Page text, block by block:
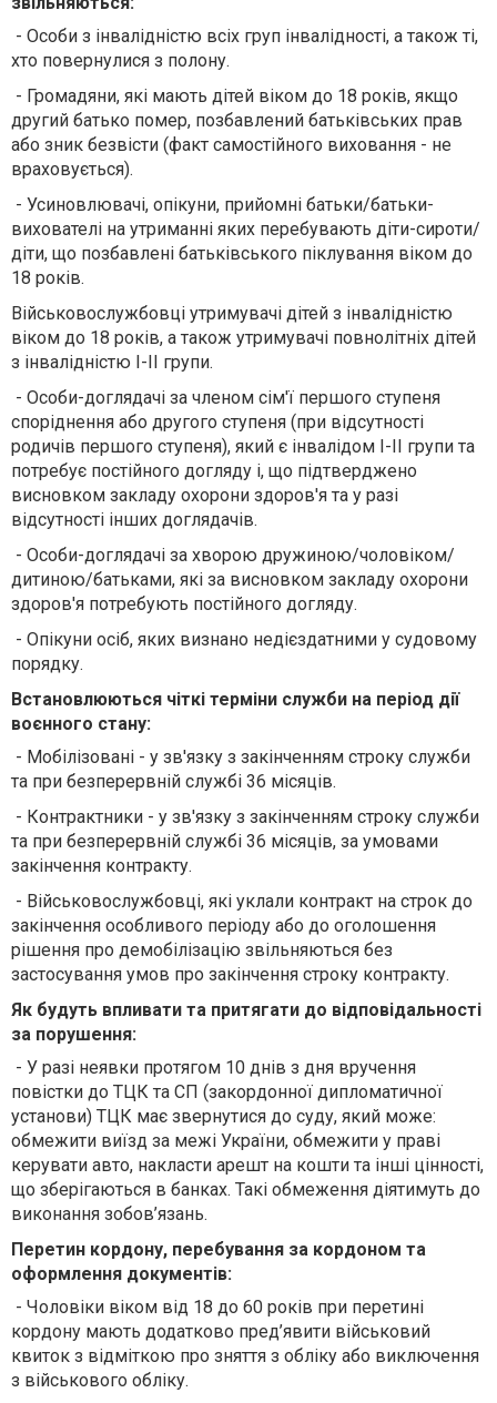
- Особи з інвалідністю всіх груп інвалідності, а також ті,
хто повернулися з полону.
- Громадяни, які мають дітей віком до 18 років, якщо
другий батько помер, позбавлений батьківських прав
або зник безвісти (факт самостійного виховання - не
враховується).
- Усиновлювачі, опікуни, прийомні батьки/батьки-
вихователі на утриманні яких перебувають діти-сироти/
діти, що позбавлені батьківського піклування віком до
18 років.
Військовослужбовці утримувачі дітей з інвалідністю
віком до 18 років, а також утримувачі повнолітніх дітей
з інвалідністю І-II групи.
- Особи-доглядачі за членом сім'ї першого ступеня
споріднення або другого ступеня (при відсутності
родичів першого ступеня), який є інвалідом І-ІІ групи та
потребує постійного догляду і, що підтверджено
висновком закладу охорони здоров'я та у разі
відсутності інших доглядачів.
- Особи-доглядачі за хворою дружиною/чоловіком/
дитиною/батьками, які за висновком закладу охорони
здоров'я потребують постійного догляду.
- Опікуни осіб, яких визнано недієздатними у судовому
порядку.
Встановлюються чіткі терміни служби на період дії
воєнного стану:
- Мобілізовані - у зв'язку з закінченням строку служби
та при безперервній службі 36 місяців.
- Контрактники - у зв'язку з закінченням строку служби
та при безперервній службі 36 місяців, за умовами
закінчення контракту.
- Військовослужбовці, які уклали контракт на строк до
закінчення особливого періоду або до оголошення
рішення про демобілізацію звільняються без
застосування умов про закінчення строку контракту.
Як будуть впливати та притягати до відповідальності
за порушення:
- У разі неявки протягом 10 днів з дня вручення
повістки до ТЦК та СП (закордонної дипломатичної
установи) ТЦК має звернутися до суду, який може:
обмежити виїзд за межі України, обмежити у праві
керувати авто, накласти арешт на кошти та інші цінності,
що зберігаються в банках. Такі обмеження діятимуть до
виконання зобов’язань.
Перетин кордону, перебування за кордоном та
оформлення документів:
- Чоловіки віком від 18 до 60 років при перетині
кордону мають додатково пред’явити військовий
квиток з відміткою про зняття з обліку або виключення
з військового обліку.